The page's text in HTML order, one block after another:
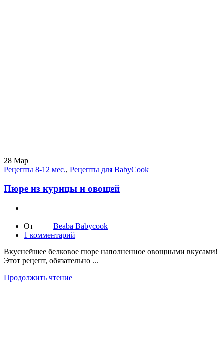
28 Мар
Рецепты 8-12 мес., Рецепты для BabyCook
Пюре из курицы и овощей
От
Beaba Babycook
1 комментарий
Вкуснейшее белковое пюре наполненное овощными вкусами!
Этот рецепт, обязательно ...
Продолжить чтение